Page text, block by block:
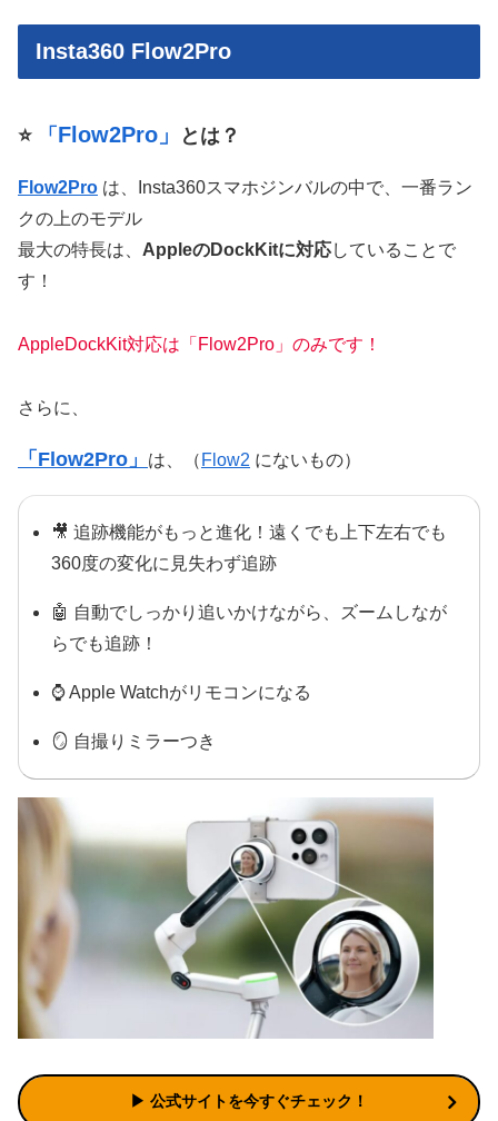
Insta360 Flow2Pro
⭐️ 「 Flow2Pro」 とは？
Flow2Pro は、Insta360スマホジンバルの中で、一番ラン
クの上のモデル
最大の特長は、 AppleのDockKitに対応していることで
す！
AppleDockKit対応は「Flow2Pro」のみです！
さらに、
「Flow2Pro」 は、（ Flow2 にないもの）
🎥 追跡機能がもっと進化！遠くでも上下左右でも
360度の変化に見失わず追跡
🤖 自動でしっかり追いかけながら、ズームしなが
らでも追跡！
⌚️ Apple Watchがリモコンになる
🪞 自撮りミラーつき
▶︎ 公式サイトを今すぐチェック！